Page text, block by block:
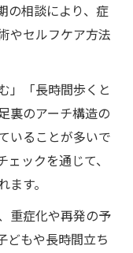
の相談により、症
やセルフケア方法
」「長時間歩くと
裏のアーチ構造の
いることが多いで
ックを通じて、
す。
重症化や再発の予
どもや長時間立ち